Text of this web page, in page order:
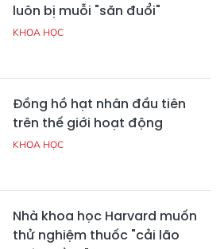
luôn bị muỗi "săn đuổi"
KHOA HỌC
Đồng hồ hạt nhân đầu tiên
trên thế giới hoạt động
KHOA HỌC
Nhà khoa học Harvard muốn
thử nghiệm thuốc "cải lão